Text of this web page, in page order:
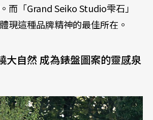
而「Grand Seiko Studio雫石」
現這種品牌精神的最佳所在。
大自然 成為錶盤圖案的靈感泉